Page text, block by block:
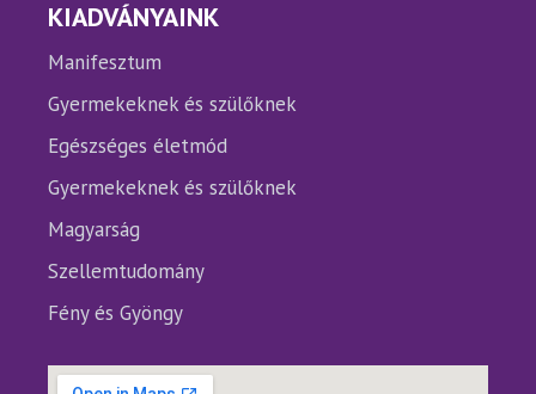
KIADVÁNYAINK
Manifesztum
Gyermekeknek és szülőknek
Egészséges életmód
Gyermekeknek és szülőknek
Magyarság
Szellemtudomány
Fény és Gyöngy